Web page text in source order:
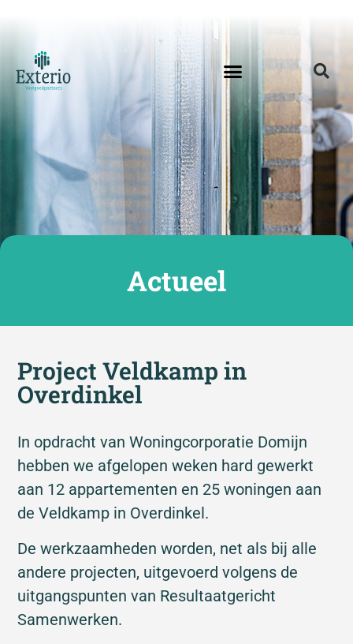
Actueel
Project Veldkamp in
Overdinkel
In opdracht van Woningcorporatie Domijn
hebben we afgelopen weken hard gewerkt
aan 12 appartementen en 25 woningen aan
de Veldkamp in Overdinkel.
De werkzaamheden worden, net als bij alle
andere projecten, uitgevoerd volgens de
uitgangspunten van Resultaatgericht
Samenwerken.